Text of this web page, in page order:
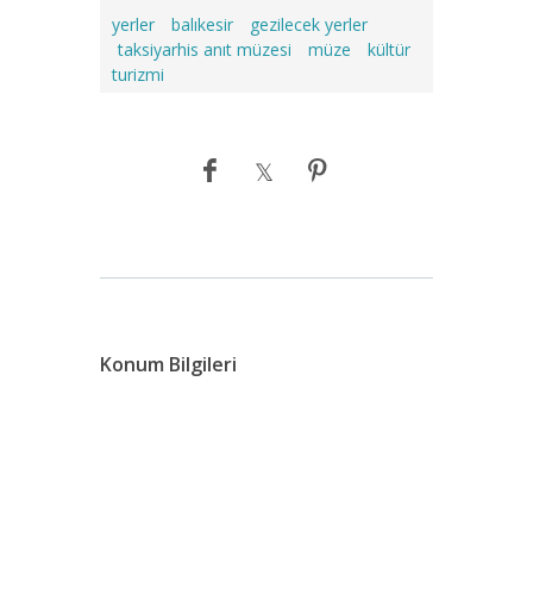
yerler
balıkesir
gezilecek yerler
taksiyarhis anıt müzesi
müze
kültür
turizmi
Konum Bilgileri